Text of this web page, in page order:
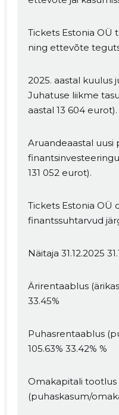
Tickets Estonia OÜ
ning ettevõte
2025. aastal kuulus
Juhatuse liikme
aastal 13 604 eurot).
Aruandeaastal uusi
131 052 eurot).
Tickets Estonia OÜ
finantssuhtarvud
Näitaja 31.12.2025
Ärirentaablus
33.45%
Puhasrentaablus
105.63% 33.42% %
Omakapitali tootlus
(puhaskasum/